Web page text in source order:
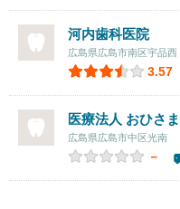
河内歯科医院
広島県広島市南区宇品西
3.57
医療法人 おひさ
広島県広島市中区光南
－